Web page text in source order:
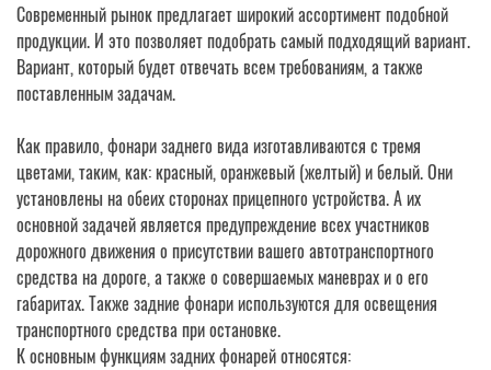
Современный рынок предлагает широкий ассортимент подобной
продукции. И это позволяет подобрать самый подходящий вариант.
Вариант, который будет отвечать всем требованиям, а также
поставленным задачам.
Как правило, фонари заднего вида изготавливаются с тремя
цветами, таким, как: красный, оранжевый (желтый) и белый. Они
установлены на обеих сторонах прицепного устройства. А их
основной задачей является предупреждение всех участников
дорожного движения о присутствии вашего автотранспортного
средства на дороге, а также о совершаемых маневрах и о его
габаритах. Также задние фонари используются для освещения
транспортного средства при остановке.
К основным функциям задних фонарей относятся: